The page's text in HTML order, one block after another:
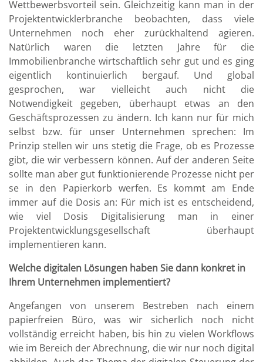
Wettbewerbsvorteil sein. Gleichzeitig kann man in der
Projektentwicklerbranche beobachten, dass viele
Unternehmen noch eher zurückhaltend agieren.
Natürlich waren die letzten Jahre für die
Immobilienbranche wirtschaftlich sehr gut und es ging
eigentlich kontinuierlich bergauf. Und global
gesprochen, war vielleicht auch nicht die
Notwendigkeit gegeben, überhaupt etwas an den
Geschäftsprozessen zu ändern. Ich kann nur für mich
selbst bzw. für unser Unternehmen sprechen: Im
Prinzip stellen wir uns stetig die Frage, ob es Prozesse
gibt, die wir verbessern können. Auf der anderen Seite
sollte man aber gut funktionierende Prozesse nicht per
se in den Papierkorb werfen. Es kommt am Ende
immer auf die Dosis an: Für mich ist es entscheidend,
wie viel Dosis Digitalisierung man in einer
Projektentwicklungsgesellschaft überhaupt
implementieren kann.
Welche digitalen Lösungen haben Sie dann konkret in
Ihrem Unternehmen implementiert?
Angefangen von unserem Bestreben nach einem
papierfreien Büro, was wir sicherlich noch nicht
vollständig erreicht haben, bis hin zu vielen Workflows
wie im Bereich der Abrechnung, die wir nur noch digital